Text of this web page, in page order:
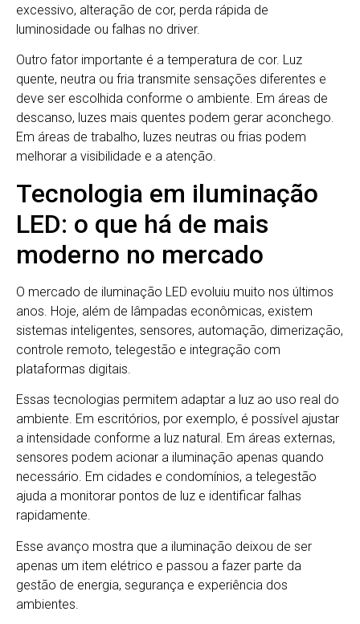
excessivo, alteração de cor, perda rápida de
luminosidade ou falhas no driver.
Outro fator importante é a temperatura de cor. Luz
quente, neutra ou fria transmite sensações diferentes e
deve ser escolhida conforme o ambiente. Em áreas de
descanso, luzes mais quentes podem gerar aconchego.
Em áreas de trabalho, luzes neutras ou frias podem
melhorar a visibilidade e a atenção.
Tecnologia em iluminação
LED: o que há de mais
moderno no mercado
O mercado de iluminação LED evoluiu muito nos últimos
anos. Hoje, além de lâmpadas econômicas, existem
sistemas inteligentes, sensores, automação, dimerização,
controle remoto, telegestão e integração com
plataformas digitais.
Essas tecnologias permitem adaptar a luz ao uso real do
ambiente. Em escritórios, por exemplo, é possível ajustar
a intensidade conforme a luz natural. Em áreas externas,
sensores podem acionar a iluminação apenas quando
necessário. Em cidades e condomínios, a telegestão
ajuda a monitorar pontos de luz e identificar falhas
rapidamente.
Esse avanço mostra que a iluminação deixou de ser
apenas um item elétrico e passou a fazer parte da
gestão de energia, segurança e experiência dos
ambientes.